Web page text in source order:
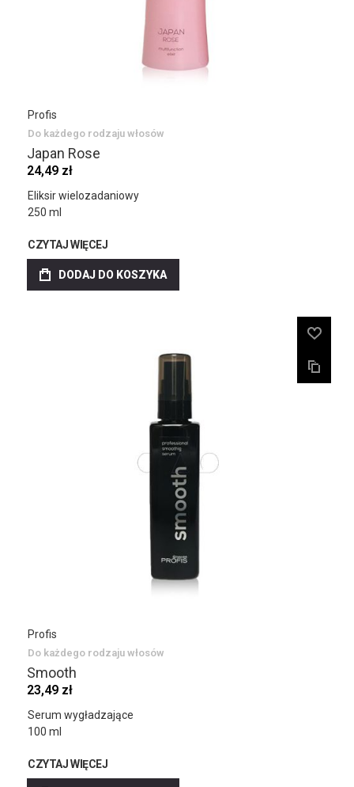
Profis
Do każdego rodzaju włosów
Japan Rose
24,49 zł
Eliksir wielozadaniowy
250 ml
CZYTAJ WIĘCEJ
DODAJ DO KOSZYKA
Profis
Do każdego rodzaju włosów
Smooth
23,49 zł
Serum wygładzające
100 ml
CZYTAJ WIĘCEJ